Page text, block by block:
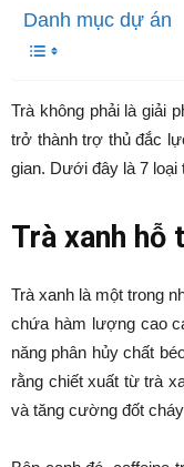
Danh mục dự án
Trà không phải là giải
trở thành trợ thủ đắc
gian. Dưới đây là 7 loại
Trà xanh hỗ
Trà xanh là một trong
chứa hàm lượng cao
năng phân hủy chất
rằng chiết xuất từ trà
và tăng cường đốt